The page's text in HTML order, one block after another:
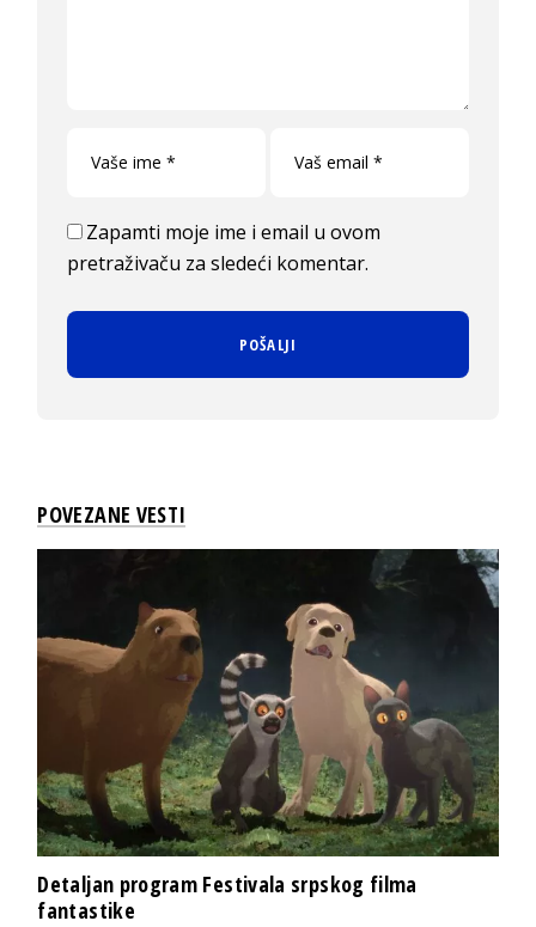
Zapamti moje ime i email u ovom
pretraživaču za sledeći komentar.
POVEZANE VESTI
Detaljan program Festivala srpskog filma
fantastike